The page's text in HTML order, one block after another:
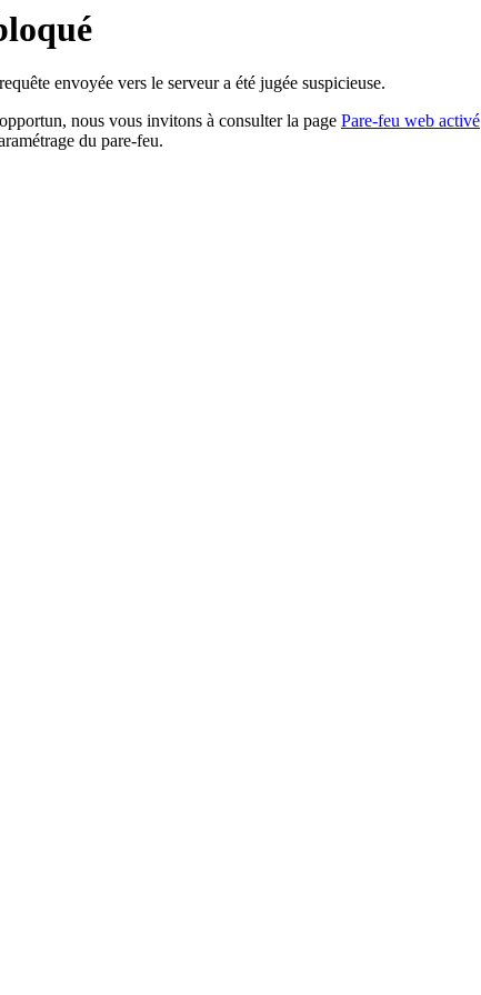
envoyée vers le serveur a été jugée suspicieuse.
nous vous invitons à consulter la page Pare-feu web activé
du pare-feu.